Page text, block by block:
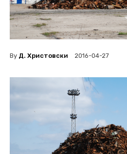
By Д. Христовски 2016-04-27